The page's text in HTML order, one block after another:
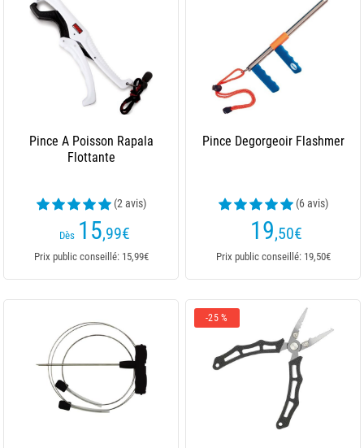
Pince A Poisson Rapala
Flottante
(2 avis)
Dès 15,99€
Prix public conseillé: 15,99€
Pince Degorgeoir Flashmer
(6 avis)
19,50€
Prix public conseillé: 19,50€
-25 %